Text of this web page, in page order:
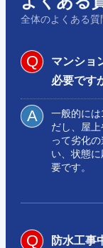
全体のよくある質
マンショ
必要です
一般的に
だし、屋
って劣化
い、状態
要です。
防水工事